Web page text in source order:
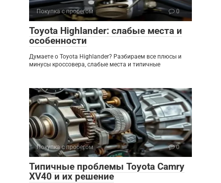
Покупка с пробегом 0
Toyota Highlander: слабые места и
особенности
Думаете о Toyota Highlander? Разбираем все плюсы и
минусы кроссовера, слабые места и типичные
Покупка с пробегом 0
Типичные проблемы Toyota Camry
XV40 и их решение